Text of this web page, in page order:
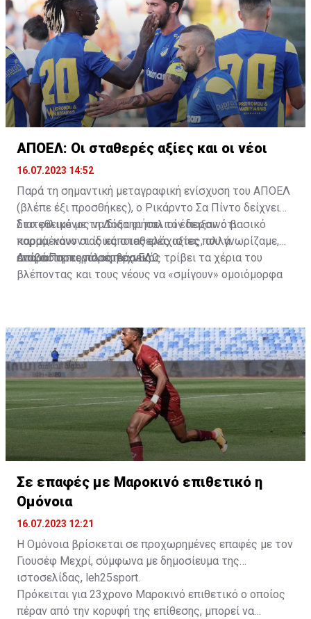
να λύσει το συμβόλαιό του, ώστε να μετακομίσει
ελεύθερα σε οποιαδήποτε νέα ομάδα το τρέχον
καλοκαίρι.
ΑΠΟΕΛ: Οι σταθερές αξίες και οι νέοι
16.07.2023 14:52
Παρά τη σημαντική μεταγραφική ενίσχυση του ΑΠΟΕΛ
(βλέπε έξι προσθήκες), ο Ρικάρντο Σα Πίντο δείχνει
διατεθειμένος να διατηρήσει τον περσινό βασικό
κορμό, κάνοντας κάποιες ελάχιστες, αλλά
απαραίτητες παρεμβάσεις.
Στο φιλικό με τη Δόξα οι παλιοί έδειξαν ότι
παραμένουν οι ίδιες σταθερές αξίες που γνωρίζαμε,
ενώ ο Πορτογάλος τεχνικός τρίβει τα χέρια του
βλέποντας και τους νέους να «σμίγουν» ομοιόμορφα
Διαβάστε περισσότεραΕΔΩ.
Σε επαφές με Μαροκινό επιθετικό η
Ομόνοια
16.07.2023 12:21
Η Ομόνοια βρίσκεται σε προχωρημένες επαφές με τον
Γιουσέφ Μεχρί, σύμφωνα με δημοσίευμα της
ιστοσελίδας, leh25sport.
Πρόκειται για 23χρονο Μαροκινό επιθετικό ο οποίος
πέραν από την κορυφή της επίθεσης, μπορεί να